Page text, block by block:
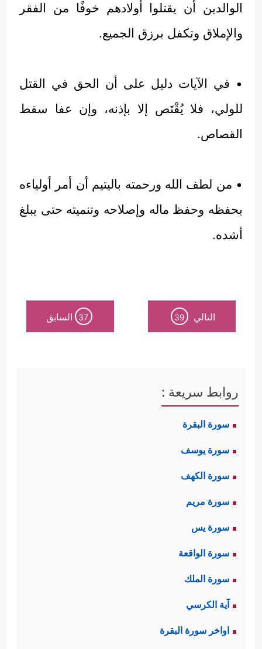
الوالدين أن يقتلوا أولادهم خوفًا من الفقر
والإملاق وتكفل برزق الجميع.
• في الآيات دليل على أن الحق في القتل
للولي، فلا يُقْتَص إلا بإذنه، وإن عفا سقط
القصاص.
• من لطف الله ورحمته باليتيم أن أمر أولياءه
بحفظه وحفظ ماله وإصلاحه وتنميته حتى يبلغ
أشده.
التالي 39
37 السابق
روابط سريعة :
سورة البقرة
سورة يوسف
سورة الكهف
سورة مريم
سورة يس
سورة الواقعة
سورة الملك
آية الكرسي
اواخر سورة البقرة